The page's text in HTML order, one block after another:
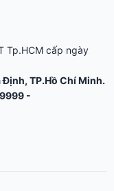
Tp.HCM cấp ngày
TP.Hồ Chí Minh.
-